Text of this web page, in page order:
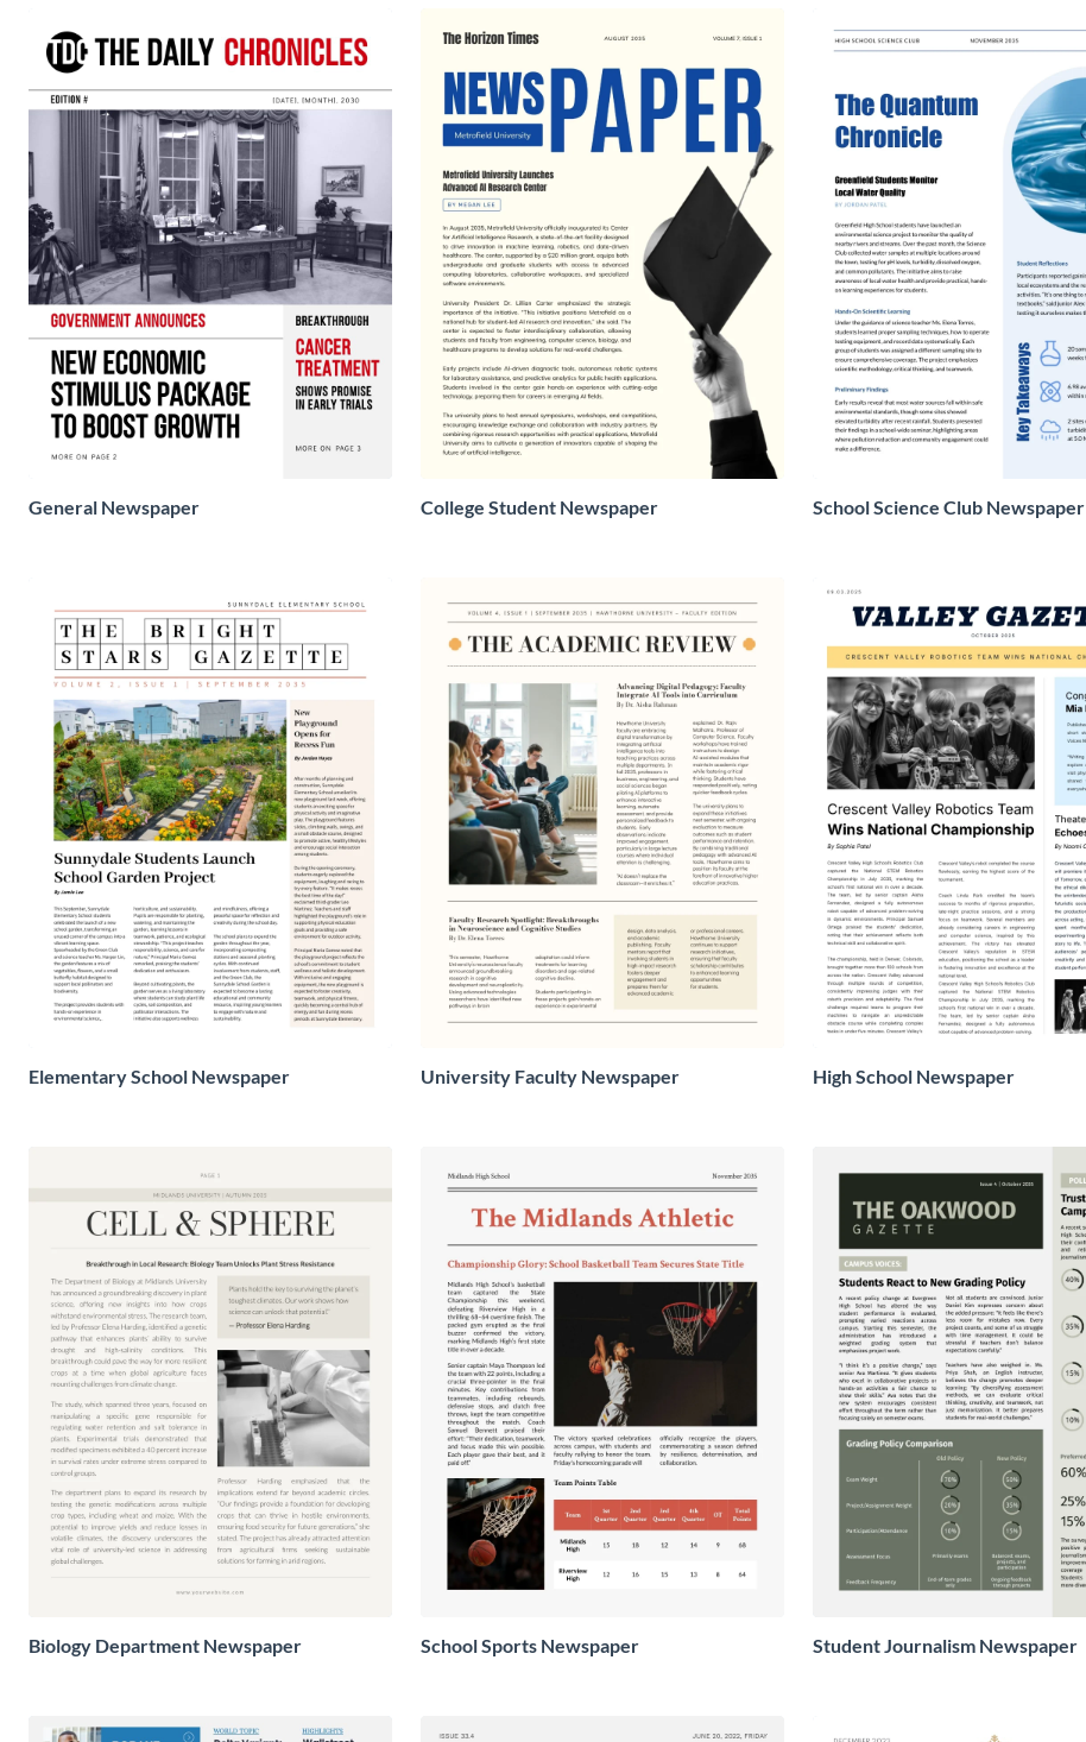
General Newspaper College Student Newspaper School Science Club Newspaper
Elementary School Newspaper University Faculty Newspaper High School Newspaper
Biology Department Newspaper School Sports Newspaper Student Journalism Newspaper